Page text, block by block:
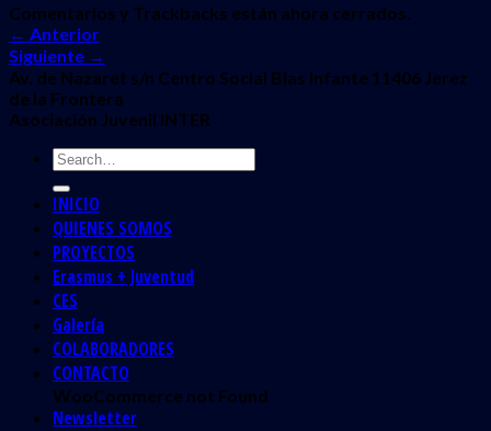
Comentarios y Trackbacks están ahora cerrados.
← Anterior
Siguiente →
Av. de Nazaret s/n Centro Social Blas Infante 11406 Jerez
de la Frontera
Asociación Juvenil INTER
INICIO
QUIENES SOMOS
PROYECTOS
Erasmus + Juventud
CES
Galería
COLABORADORES
CONTACTO
WooCommerce not Found
Newsletter